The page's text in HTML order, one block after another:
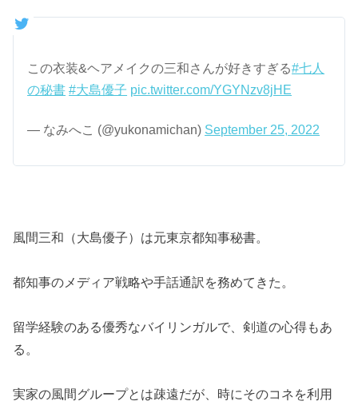
この衣装&ヘアメイクの三和さんが好きすぎる#七人
の秘書 #大島優子 pic.twitter.com/YGYNzv8jHE
— なみへこ (@yukonamichan) September 25, 2022
風間三和（大島優子）は元東京都知事秘書。
都知事のメディア戦略や手話通訳を務めてきた。
留学経験のある優秀なバイリンガルで、剣道の心得もあ
る。
実家の風間グループとは疎遠だが、時にそのコネを利用